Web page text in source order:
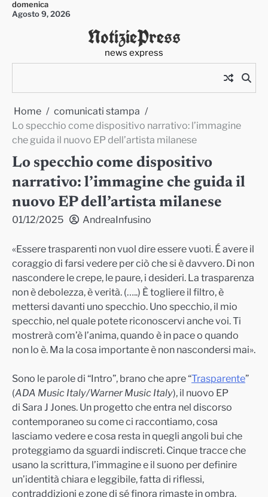
Skipdomenica
Agosto 9, 2026
NotiziePress
news express
Home
comunicati stampa
Lo specchio come dispositivo narrativo: l’immagine
che guida il nuovo EP dell’artista milanese
Lo specchio come dispositivo
narrativo: l’immagine che guida il
nuovo EP dell’artista milanese
01/12/2025 AndreaInfusino
«Essere trasparenti non vuol dire essere vuoti. É avere il
coraggio di farsi vedere per ciò che si è davvero. Di non
nascondere le crepe, le paure, i desideri. La trasparenza
non è debolezza, è verità. (…..) È togliere il filtro, è
mettersi davanti uno specchio. Uno specchio, il mio
specchio, nel quale potete riconoscervi anche voi. Ti
mostrerà com’è l’anima, quando è in pace o quando
non lo è. Ma la cosa importante è non nascondersi mai».
Sono le parole di “Intro”, brano che apre “Trasparente”
(ADA Music Italy/Warner Music Italy), il nuovo EP
di Sara J Jones. Un progetto che entra nel discorso
contemporaneo su come ci raccontiamo, cosa
lasciamo vedere e cosa resta in quegli angoli bui che
proteggiamo da sguardi indiscreti. Cinque tracce che
usano la scrittura, l’immagine e il suono per definire
un’identità chiara e leggibile, fatta di riflessi,
contraddizioni e zone di sé finora rimaste in ombra.